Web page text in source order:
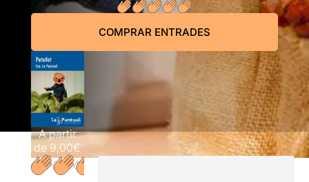
COMPRAR ENTRADES
A partir
de 9,00€